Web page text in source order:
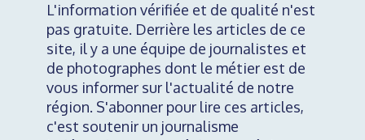
L'information vérifiée et de qualité n'est
pas gratuite. Derrière les articles de ce
site, il y a une équipe de journalistes et
de photographes dont le métier est de
vous informer sur l'actualité de notre
région. S'abonner pour lire ces articles,
c'est soutenir un journalisme